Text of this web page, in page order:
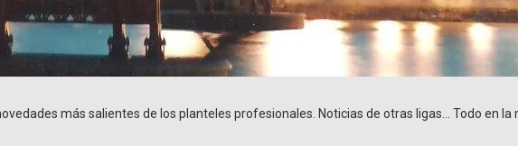
más salientes de los planteles profesionales. Noticias de otras ligas… Todo en la